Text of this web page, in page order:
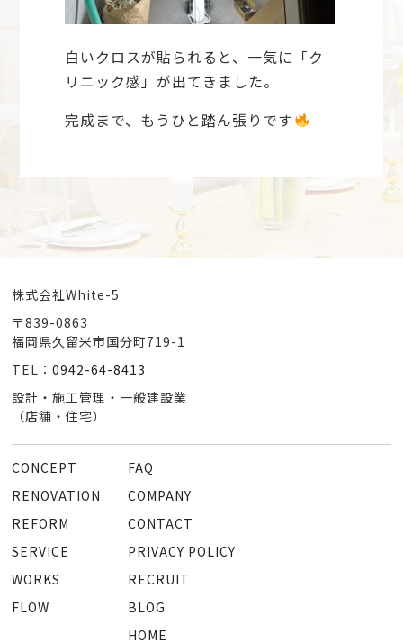
白いクロスが貼られると、一気に「ク
リニック感」が出てきました。
完成まで、もうひと踏ん張りです
株式会社White-5
〒839-0863
福岡県久留米市国分町719-1
TEL：0942-64-8413
設計・施工管理・一般建設業
（店舗・住宅）
CONCEPT
RENOVATION
REFORM
SERVICE
WORKS
FLOW
FAQ
COMPANY
CONTACT
PRIVACY POLICY
RECRUIT
BLOG
HOME